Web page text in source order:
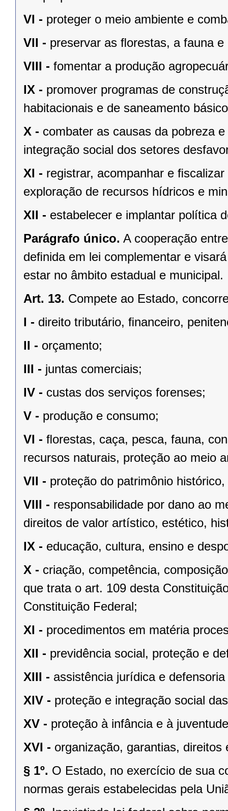
VI - proteger o meio ambiente e
VII - preservar as ﬂorestas, a fauna e
VIII - fomentar a produção
IX - promover programas de
habitacionais e de saneamento
X - combater as causas da pobreza
integração social dos setores
XI - registrar, acompanhar e
exploração de recursos hídricos e
XII - estabelecer e implantar política
Parágrafo único. A cooperação
deﬁnida em lei complementar e
estar no âmbito estadual e municipal.
Art. 13. Compete ao Estado,
I - direito tributário, ﬁnanceiro,
II - orçamento;
III - juntas comerciais;
IV - custas dos serviços forenses;
V - produção e consumo;
VI - ﬂorestas, caça, pesca, fauna,
recursos naturais, proteção ao meio
VII - proteção do patrimônio
VIII - responsabilidade por dano ao
direitos de valor artístico, estético,
IX - educação, cultura, ensino e
X - criação, competência,
que trata o art. 109 desta
Constituição Federal;
XI - procedimentos em matéria
XII - previdência social, proteção e
XIII - assistência jurídica e
XIV - proteção e integração social
XV - proteção à infância e à
XVI - organização, garantias,
§ 1º. O Estado, no exercício de sua
normas gerais estabelecidas pela